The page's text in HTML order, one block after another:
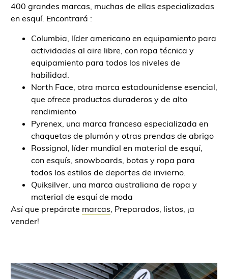
400 grandes marcas, muchas de ellas especializadas
en esquí. Encontrará :
Columbia, líder americano en equipamiento para
actividades al aire libre, con ropa técnica y
equipamiento para todos los niveles de
habilidad.
North Face, otra marca estadounidense esencial,
que ofrece productos duraderos y de alto
rendimiento
Pyrenex, una marca francesa especializada en
chaquetas de plumón y otras prendas de abrigo
Rossignol, líder mundial en material de esquí,
con esquís, snowboards, botas y ropa para
todos los estilos de deportes de invierno.
Quiksilver, una marca australiana de ropa y
material de esquí de moda
Así que prepárate marcas , Preparados, listos, ¡a
vender!